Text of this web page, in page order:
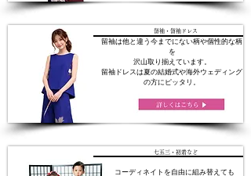
留袖・留袖ドレス
留袖は他と違う今までにない柄や個性的な柄
を
沢山取り揃えています。
留袖ドレスは夏の結婚式や海外ウェディング
の方にピッタリ。
七五三・初着など
コーディネイトを自由に組み替えても